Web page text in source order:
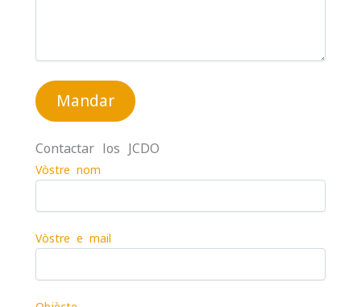
A
l
e
r
n
Contactar los JCDO
Vòstre nom
Vòstre e-mail